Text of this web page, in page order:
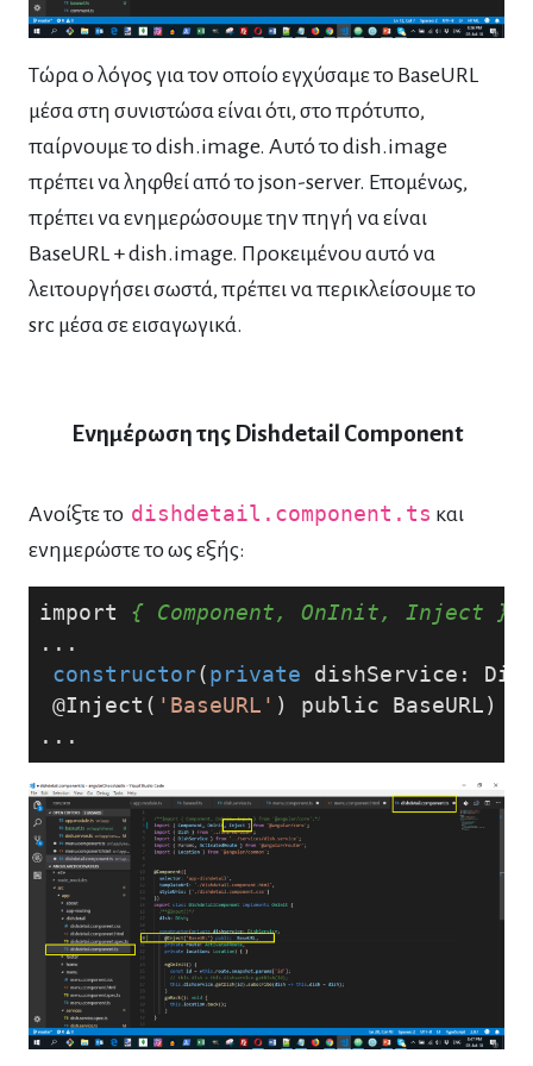
Τώρα ο λόγος για τον οποίο εγχύσαμε το BaseURL
μέσα στη συνιστώσα είναι ότι, στο πρότυπο,
παίρνουμε το dish.image. Αυτό το dish.image
πρέπει να ληφθεί από το json-server. Επομένως,
πρέπει να ενημερώσουμε την πηγή να είναι
BaseURL + dish.image. Προκειμένου αυτό να
λειτουργήσει σωστά, πρέπει να περικλείσουμε το
src μέσα σε εισαγωγικά.
Ενημέρωση της Dishdetail Component
Ανοίξτε το dishdetail.component.ts και
ενημερώστε το ως εξής:
import { Component, OnInit, Inject }
...
constructor( private dishService:
@Inject( 'BaseURL' ) public BaseURL )
...